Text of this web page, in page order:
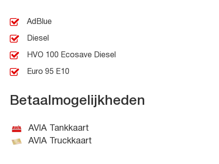
AdBlue
Diesel
HVO 100 Ecosave Diesel
Euro 95 E10
Betaalmogelijkheden
AVIA Tankkaart
AVIA Truckkaart